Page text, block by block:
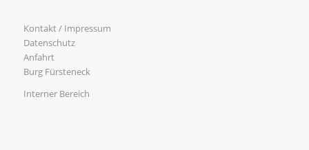
Kontakt / Impressum
Datenschutz
Anfahrt
Burg Fürsteneck
Interner Bereich